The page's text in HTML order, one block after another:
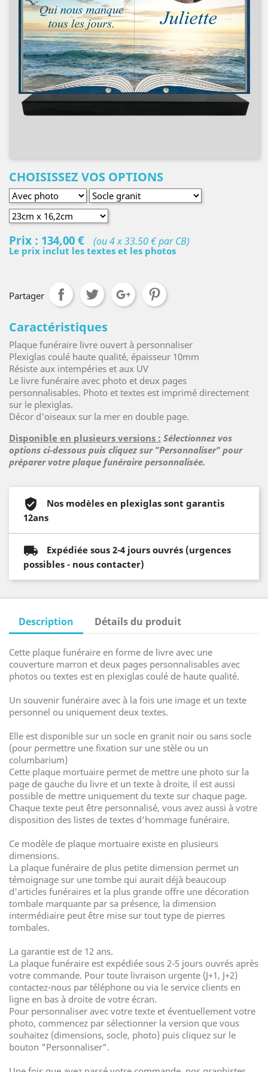
CHOISISSEZ VOS OPTIONS
Prix : 134,00 € (ou 4 x 33.50 € par CB)
Le prix inclut les textes et les photos
Partager
Caractéristiques
Plaque funéraire livre ouvert à personnaliser
Plexiglas coulé haute qualité, épaisseur 10mm
Résiste aux intempéries et aux UV
Le livre funéraire avec photo et deux pages
personnalisables. Photo et textes est imprimé directement
sur le plexiglas.
Décor d'oiseaux sur la mer en double page.
Disponible en plusieurs versions : Sélectionnez vos
options ci-dessous puis cliquez sur "Personnaliser" pour
préparer votre plaque funéraire personnalisée.
Nos modèles en plexiglas sont garantis
12ans
Expédiée sous 2-4 jours ouvrés (urgences
possibles - nous contacter)
Description Détails du produit
Cette plaque funéraire en forme de livre avec une
couverture marron et deux pages personnalisables avec
photos ou textes est en plexiglas coulé de haute qualité.
Un souvenir funéraire avec à la fois une image et un texte
personnel ou uniquement deux textes.
Elle est disponible sur un socle en granit noir ou sans socle
(pour permettre une fixation sur une stèle ou un
columbarium)
Cette plaque mortuaire permet de mettre une photo sur la
page de gauche du livre et un texte à droite, il est aussi
possible de mettre uniquement du texte sur chaque page.
Chaque texte peut être personnalisé, vous avez aussi à votre
disposition des listes de textes d'hommage funéraire.
Ce modèle de plaque mortuaire existe en plusieurs
dimensions.
La plaque funéraire de plus petite dimension permet un
témoignage sur une tombe qui aurait déjà beaucoup
d'articles funéraires et la plus grande offre une décoration
tombale marquante par sa présence, la dimension
intermédiaire peut être mise sur tout type de pierres
tombales.
La garantie est de 12 ans.
La plaque funéraire est expédiée sous 2-5 jours ouvrés après
votre commande. Pour toute livraison urgente (J+1, J+2)
contactez-nous par téléphone ou via le service clients en
ligne en bas à droite de votre écran.
Pour personnaliser avec votre texte et éventuellement votre
photo, commencez par sélectionner la version que vous
souhaitez (dimensions, socle, photo) puis cliquez sur le
bouton "Personnaliser".